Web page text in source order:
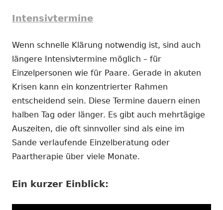
Intensivtermine
Wenn schnelle Klärung notwendig ist, sind auch
längere Intensivtermine möglich – für
Einzelpersonen wie für Paare. Gerade in akuten
Krisen kann ein konzentrierter Rahmen
entscheidend sein. Diese Termine dauern einen
halben Tag oder länger. Es gibt auch mehrtägige
Auszeiten, die oft sinnvoller sind als eine im
Sande verlaufende Einzelberatung oder
Paartherapie über viele Monate.
Ein kurzer Einblick: